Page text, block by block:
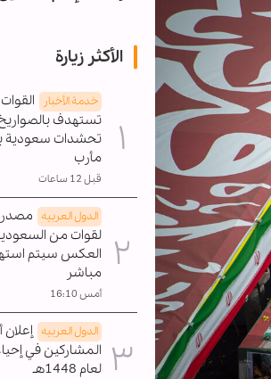
الأكثر زيارة
خدمة الأخبار
تستهدف
تحشدات سعودية
مأرب
قبل 12 ساعات
الدول العربیه
لقوات من
العكس سيتم
مباشر
أمس 16:10
الدول العربیه إعلان
المشاركين في
لعام 1448هـ